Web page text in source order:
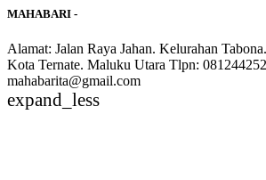
MAHABARI -
Alamat: Jalan Raya Jahan. Kelurahan
Kota Ternate. Maluku Utara Tlpn:
mahabarita@gmail.com
expand_less